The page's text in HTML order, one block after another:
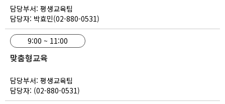
담당부서: 평생교육팀
담당자: 박효민(02-880-0531)
9:00 ~ 11:00
맞춤형교육
담당부서: 평생교육팀
담당자: (02-880-0531)